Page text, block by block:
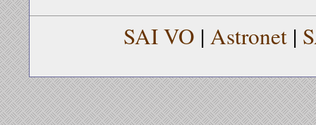
SAI VO | Astronet |